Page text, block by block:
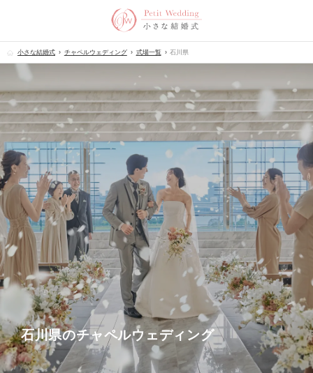
小さな結婚式 チャペルウェディング 式場一覧 石川県
石川県のチャペルウェディング